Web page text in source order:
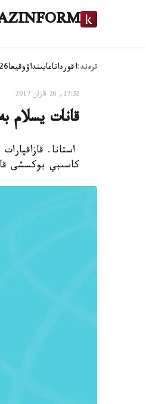
ترەند:اقورداتاعايىنداۋوقيعا
17:32, 26 قازان 2017
قانات يسلام
استانا.
كاسىبي بوكسشى قانات يسلامنىڭ (25-0,20 ك